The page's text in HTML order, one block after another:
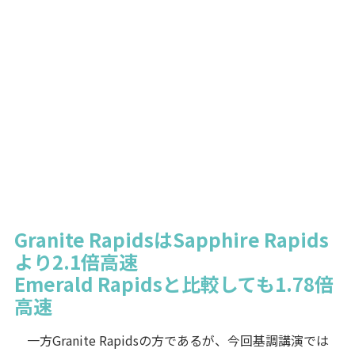
Granite RapidsはSapphire Rapids
より2.1倍高速
Emerald Rapidsと比較しても1.78倍
高速
一方Granite Rapidsの方であるが、今回基調講演では